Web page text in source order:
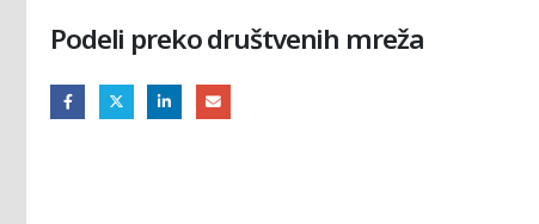
Podeli preko društvenih mreža